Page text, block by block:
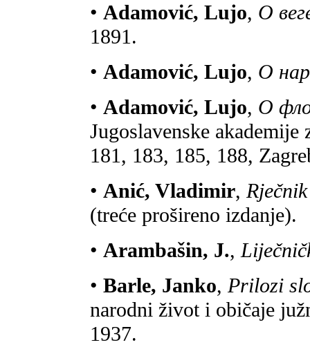
• Adamović, Lujo, О
1891.
• Adamović, Lujo, О
• Adamović, Lujo, О
Jugoslavenske
181, 183, 185, 188,
• Anić, Vladimir,
(treće prošireno izdanje).
• Arambašin, J.,
• Barle, Janko, Prilozi
narodni život i običaje
1937.